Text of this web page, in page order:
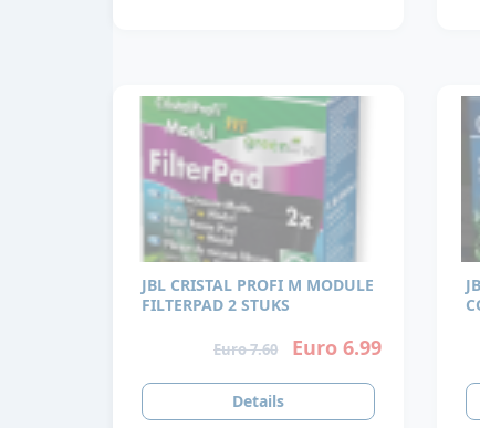
JBL CRISTAL PROFI M MODULE
FILTERPAD 2 STUKS
Euro 7.60 Euro 6.99
Details